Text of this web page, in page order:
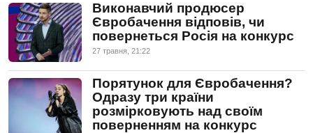
Виконавчий продюсер
Євробачення відповів, чи
повернеться Росія на конкурс
27 травня, 21:22
Порятунок для Євробачення?
Одразу три країни
розмірковують над своїм
поверненням на конкурс